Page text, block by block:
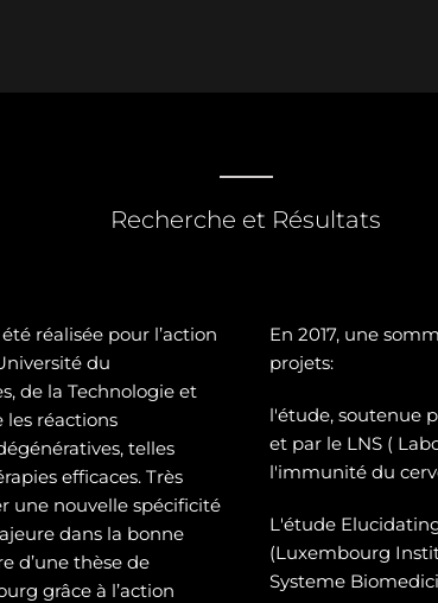
Recherche et Résultats
réalisée pour l’action
du
de la Technologie et
réactions
telles
efficaces. Très
une nouvelle spécificité
dans la bonne
d’une thèse de
grâce à l’action
En 2017, une
projets:
l'étude, soutenue
et par le LNS (
l'immunité du
L'étude
(Luxembourg
Systeme